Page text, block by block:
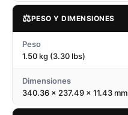
⚖️PESO Y DIMENSIONES
Peso
1.50 kg (3.30 lbs)
Dimensiones
340.36 x 237.49 x 11.43 mm